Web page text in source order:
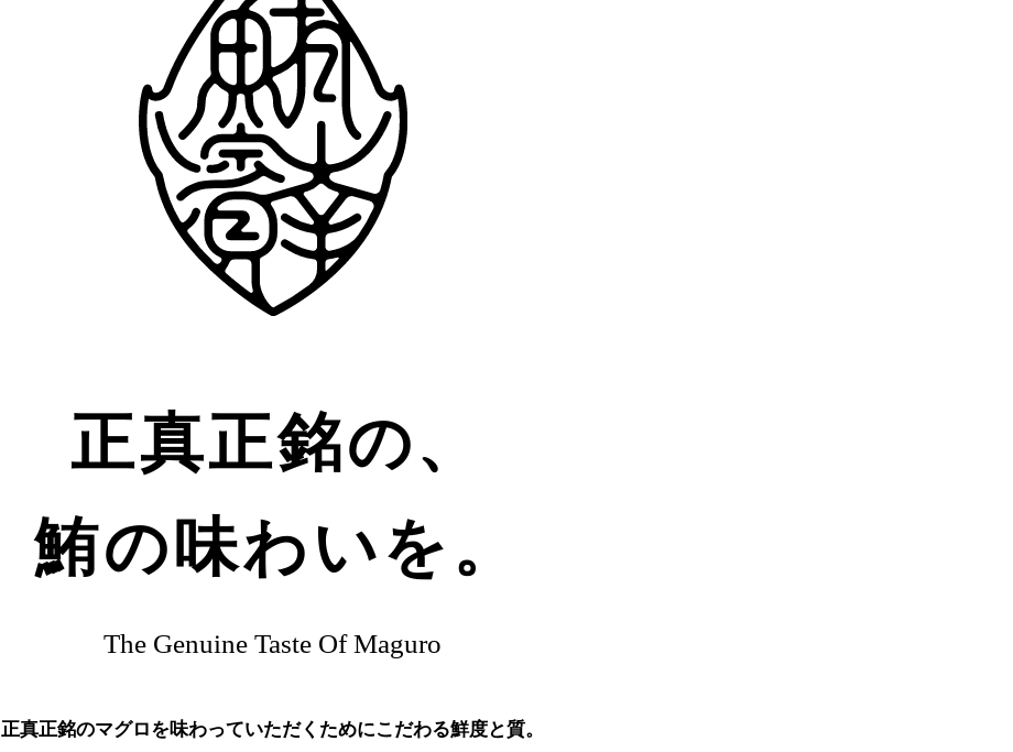
正真正銘の、
鮪の味わいを。
The Genuine Taste Of Maguro
正真正銘のマグロを味わっていただくためにこだわる鮮度と質。